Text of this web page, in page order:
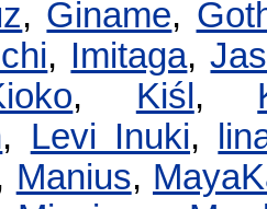
, Giname,
, Imitaga,
, Kiśl ,
, Levi Inuki,
Manius,